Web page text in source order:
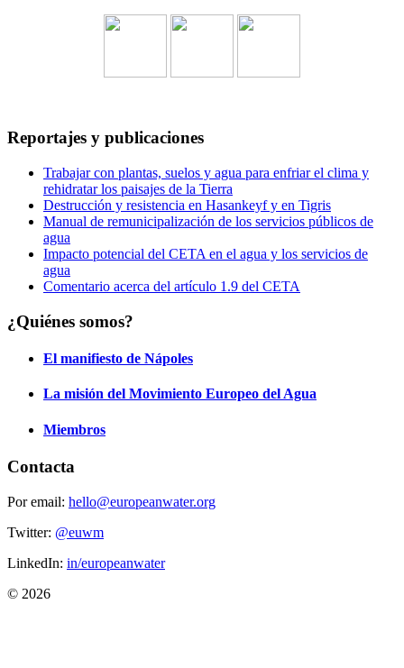
Reportajes y publicaciones
Trabajar con plantas, suelos y agua para enfriar el clima y
rehidratar los paisajes de la Tierra
Destrucción y resistencia en Hasankeyf y en Tigris
Manual de remunicipalización de los servicios públicos de
agua
Impacto potencial del CETA en el agua y los servicios de
agua
Comentario acerca del artículo 1.9 del CETA
¿Quiénes somos?
El manifiesto de Nápoles
La misión del Movimiento Europeo del Agua
Miembros
Contacta
Por email: hello@europeanwater.org
Twitter: @euwm
LinkedIn: in/europeanwater
© 2026